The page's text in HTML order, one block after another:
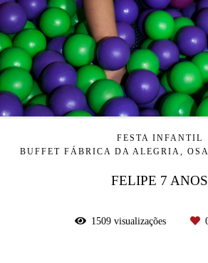
FESTA INFANTIL
BUFFET FÁBRICA DA ALEGRIA,
FELIPE 7 ANOS
1509 visualizações